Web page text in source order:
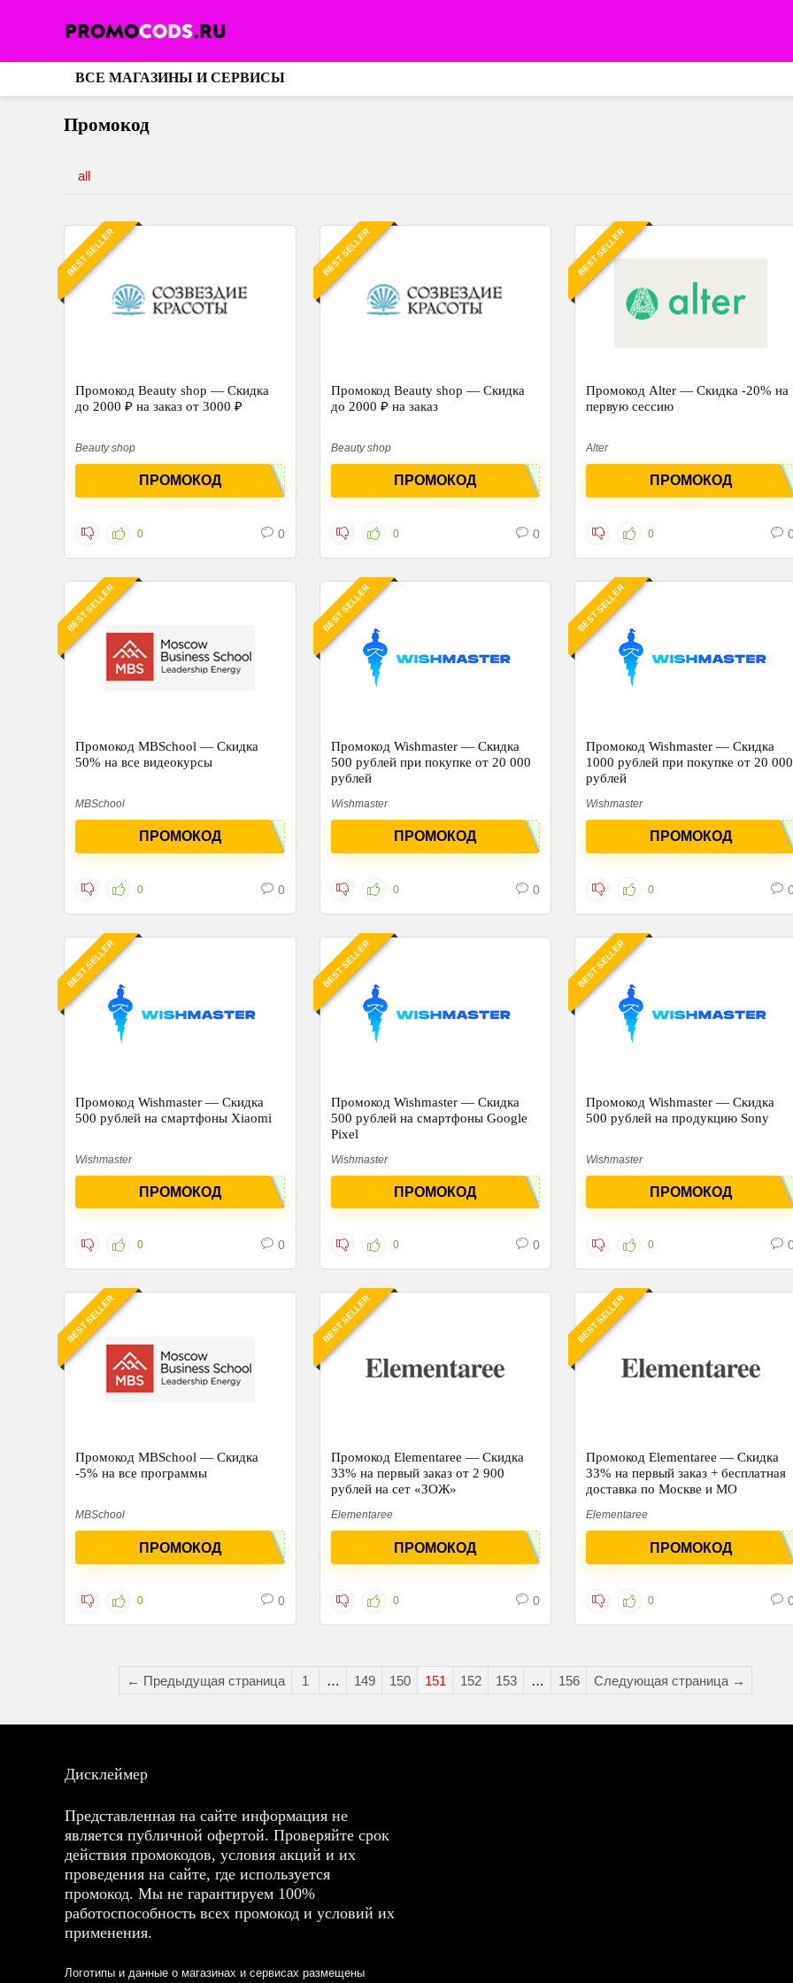
ВСЕ МАГАЗИНЫ И СЕРВИСЫ
Промокод
all
BEST SELLER
Промокод Beauty shop — Скидка
до 2000 ₽ на заказ от 3000 ₽
Beauty shop
0 0
ПРОМОКОД
BEST SELLER
Промокод Beauty shop — Скидка
до 2000 ₽ на заказ
Beauty shop
0 0
ПРОМОКОД
BEST SELLER
Промокод Alter — Скидка -20% на
первую сессию
Alter
0
ПРОМОКОД
BEST SELLER
Промокод MBSchool — Cкидка
50% на все видеокурсы
MBSchool
0 0
ПРОМОКОД
BEST SELLER
Промокод Wishmaster — Скидка
500 рублей при покупке от 20 000
рублей
Wishmaster
0 0
ПРОМОКОД
BEST SELLER
Промокод Wishmaster — Скидка
1000 рублей при покупке от 20 000
рублей
Wishmaster
0
ПРОМОКОД
BEST SELLER
Промокод Wishmaster — Скидка
500 рублей на смартфоны Xiaomi
Wishmaster
0 0
ПРОМОКОД
BEST SELLER
Промокод Wishmaster — Скидка
500 рублей на смартфоны Google
Pixel
Wishmaster
0 0
ПРОМОКОД
BEST SELLER
Промокод Wishmaster — Скидка
500 рублей на продукцию Sony
Wishmaster
0
ПРОМОКОД
BEST SELLER
Промокод MBSchool — Скидка
-5% на все программы
MBSchool
0 0
ПРОМОКОД
BEST SELLER
Промокод Elementaree — Скидка
33% на первый заказ от 2 900
рублей на сет «ЗОЖ»
Elementaree
0 0
ПРОМОКОД
BEST SELLER
Промокод Elementaree — Скидка
33% на первый заказ + бесплатная
доставка по Москве и МО
Elementaree
0
ПРОМОКОД
← Предыдущая страница 1 … 149 150 151 152 153 … 156 Следующая страница →
Дисклеймер
Представленная на сайте информация не
является публичной офертой. Проверяйте срок
действия промокодов, условия акций и их
проведения на сайте, где используется
промокод. Мы не гарантируем 100%
работоспособность всех промокод и условий их
применения.
Логотипы и данные о магазинах и сервисах размещены